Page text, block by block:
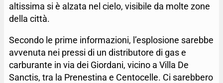
altissima si è alzata nel cielo, visibile da molte zone
della città.
Secondo le prime informazioni, l’esplosione sarebbe
avvenuta nei pressi di un distributore di gas e
carburante in via dei Giordani, vicino a Villa De
Sanctis, tra la Prenestina e Centocelle. Ci sarebbero